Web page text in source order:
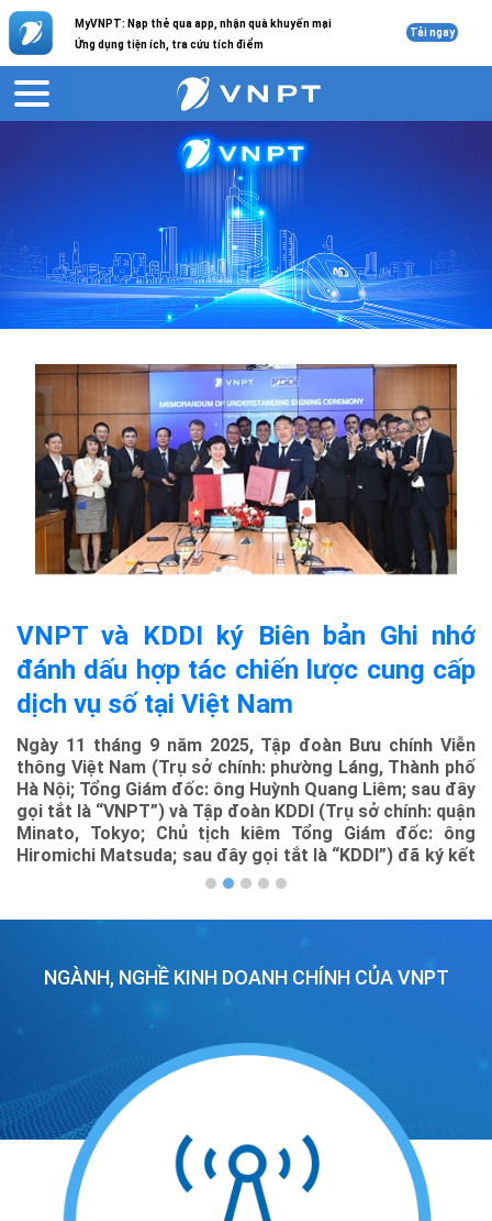
MyVNPT: Nạp thẻ qua app, nhận quà khuyến mại
Ứng dụng tiện ích, tra cứu tích điểm
Tải ngay
VNPT
VNPT và KDDI ký Biên bản Ghi nhớ
đánh dấu hợp tác chiến lược cung cấp
dịch vụ số tại Việt Nam
Ngày 11 tháng 9 năm 2025, Tập đoàn Bưu chính Viễn
thông Việt Nam (Trụ sở chính: phường Láng, Thành phố
Hà Nội; Tổng Giám đốc: ông Huỳnh Quang Liêm; sau đây
gọi tắt là “VNPT”) và Tập đoàn KDDI (Trụ sở chính: quận
Minato, Tokyo; Chủ tịch kiêm Tổng Giám đốc: ông
Hiromichi Matsuda; sau đây gọi tắt là “KDDI”) đã ký kết
Biên bản Ghi nhớ về việc thiết lập quan hệ hợp tác chiến
NGÀNH, NGHỀ KINH DOANH CHÍNH CỦA VNPT